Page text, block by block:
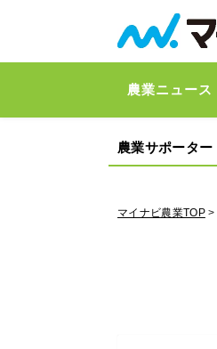
農業ニュース
農業サポーター
マイナビ農業TOP>